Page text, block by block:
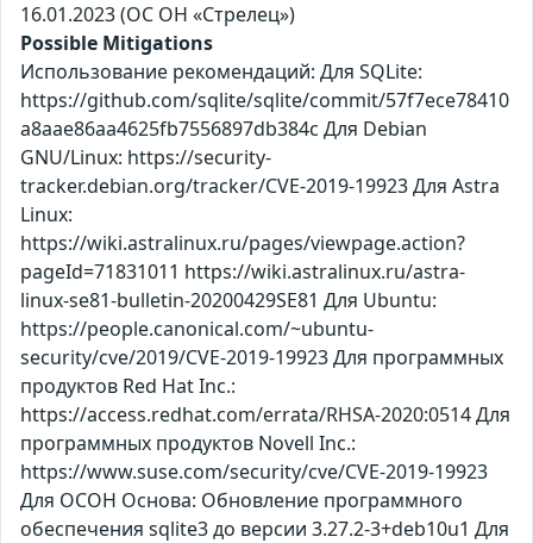
16.01.2023 (ОС ОН «Стрелец»)
Possible Mitigations
Использование рекомендаций: Для SQLite:
https://github.com/sqlite/sqlite/commit/57f7ece78410
a8aae86aa4625fb7556897db384c Для Debian
GNU/Linux: https://security-
tracker.debian.org/tracker/CVE-2019-19923 Для Astra
Linux:
https://wiki.astralinux.ru/pages/viewpage.action?
pageId=71831011 https://wiki.astralinux.ru/astra-
linux-se81-bulletin-20200429SE81 Для Ubuntu:
https://people.canonical.com/~ubuntu-
security/cve/2019/CVE-2019-19923 Для программных
продуктов Red Hat Inc.:
https://access.redhat.com/errata/RHSA-2020:0514 Для
программных продуктов Novell Inc.:
https://www.suse.com/security/cve/CVE-2019-19923
Для ОСОН Основа: Обновление программного
обеспечения sqlite3 до версии 3.27.2-3+deb10u1 Для